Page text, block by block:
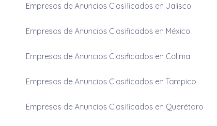
Empresas de Anuncios Clasificados en Jalisco
Empresas de Anuncios Clasificados en México
Empresas de Anuncios Clasificados en Colima
Empresas de Anuncios Clasificados en Tampico
Empresas de Anuncios Clasificados en Querétaro